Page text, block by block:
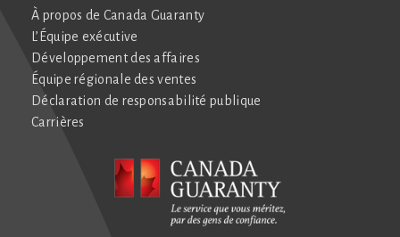
À propos de Canada Guaranty
L’Équipe exécutive
Développement des affaires
Équipe régionale des ventes
Déclaration de responsabilité publique
Carrières